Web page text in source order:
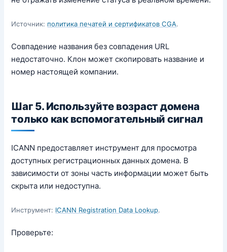
Источник: политика печатей и сертификатов CGA.
Совпадение названия без совпадения URL
недостаточно. Клон может скопировать название и
номер настоящей компании.
Шаг 5. Используйте возраст домена
только как вспомогательный сигнал
ICANN предоставляет инструмент для просмотра
доступных регистрационных данных домена. В
зависимости от зоны часть информации может быть
скрыта или недоступна.
Инструмент: ICANN Registration Data Lookup.
Проверьте: